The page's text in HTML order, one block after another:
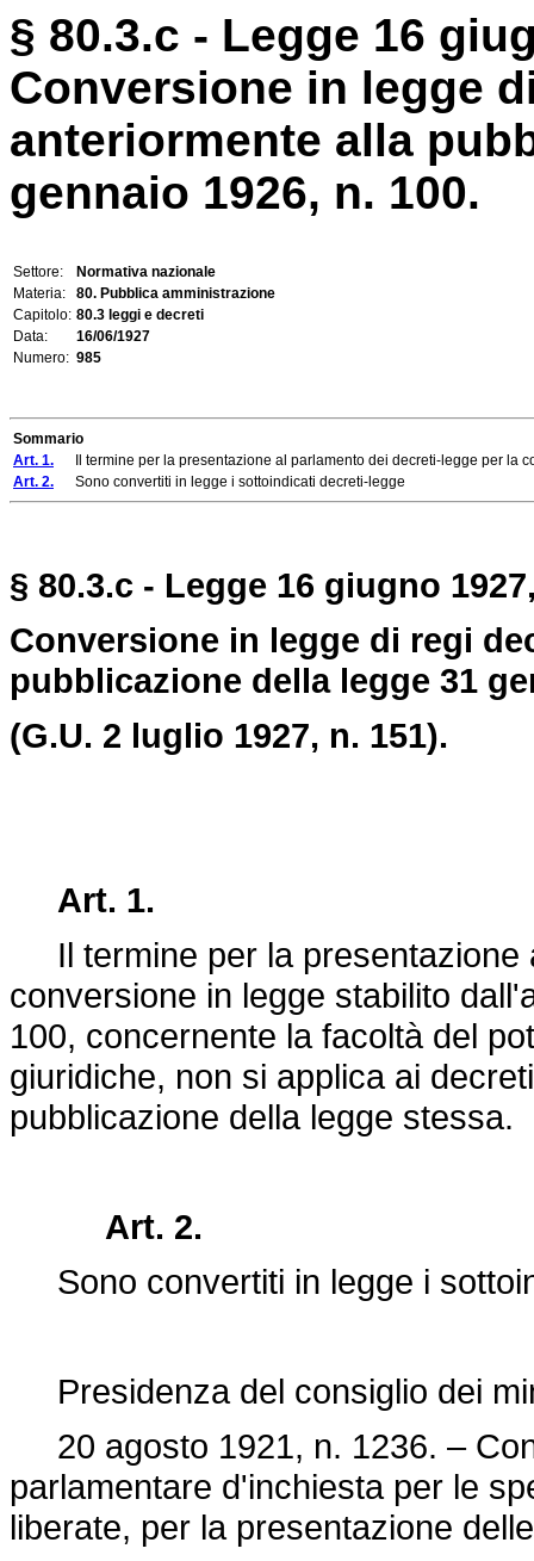
§ 80.3.c - Legge 16
Conversione in legge
anteriormente alla
gennaio 1926, n. 100.
Settore:
Normativa nazionale
Materia:
80. Pubblica amministrazione
Capitolo: 80.3 leggi e decreti
Data:
16/06/1927
Numero: 985
Sommario
Art. 1. Il termine per la presentazione al parlamento dei decreti-legge per la
Art. 2. Sono convertiti in legge i sottoindicati decreti-legge
§ 80.3.c - Legge 16 giugno
Conversione in legge di regi
pubblicazione della legge 31
(G.U. 2 luglio 1927, n. 151).
Art. 1.
Il termine per la presentazione
conversione in legge stabilito
100, concernente la facoltà del
giuridiche, non si applica ai
pubblicazione della legge stessa.
Art. 2.
Sono convertiti in legge i
Presidenza del consiglio dei
20 agosto 1921, n. 1236. –
parlamentare d'inchiesta per le
liberate, per la presentazione